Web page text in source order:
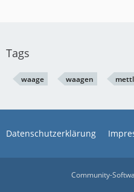
Tags
waage waagen
Datenschutzerklärung
Community-